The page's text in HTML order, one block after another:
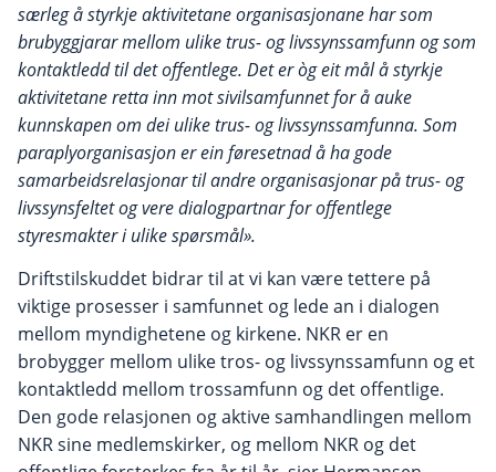
særleg å styrkje aktivitetane organisasjonane har som
brubyggjarar mellom ulike trus- og livssynssamfunn og som
kontaktledd til det offentlege. Det er òg eit mål å styrkje
aktivitetane retta inn mot sivilsamfunnet for å auke
kunnskapen om dei ulike trus- og livssynssamfunna. Som
paraplyorganisasjon er ein føresetnad å ha gode
samarbeidsrelasjonar til andre organisasjonar på trus- og
livssynsfeltet og vere dialogpartnar for offentlege
styresmakter i ulike spørsmål».
Driftstilskuddet bidrar til at vi kan være tettere på
viktige prosesser i samfunnet og lede an i dialogen
mellom myndighetene og kirkene. NKR er en
brobygger mellom ulike tros- og livssynssamfunn og et
kontaktledd mellom trossamfunn og det offentlige.
Den gode relasjonen og aktive samhandlingen mellom
NKR sine medlemskirker, og mellom NKR og det